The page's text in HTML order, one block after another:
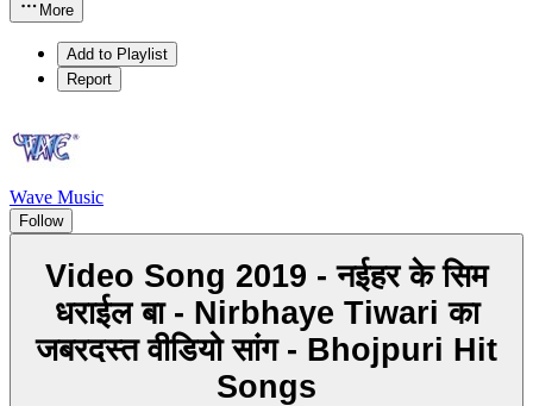
More
Add to Playlist
Report
Wave Music
Follow
Video Song 2019 - नईहर के सिम
धराईल बा - Nirbhaye Tiwari का
जबरदस्त वीडियो सांग - Bhojpuri Hit
Songs